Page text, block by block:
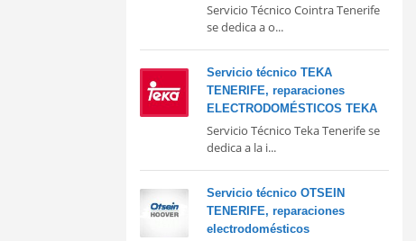
Servicio Técnico Cointra Tenerife
se dedica a o...
Servicio técnico TEKA
TENERIFE, reparaciones
ELECTRODOMÉSTICOS TEKA
Servicio Técnico Teka Tenerife se
dedica a la i...
Servicio técnico OTSEIN
TENERIFE, reparaciones
electrodomésticos